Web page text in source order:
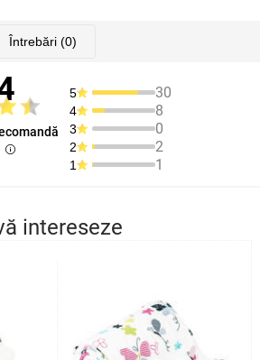
Întrebări(0)
5 30
4 8
3 0
2 2
1 1
intereseze